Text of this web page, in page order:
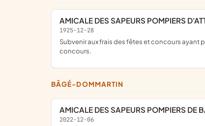
AMICALE DES SAPEURS POMPIERS
1925-12-28
subvenir aux frais des fêtes et concours ayant pour but le perfectionnement et l'instruction du corps; propager, vulgariser l'étude théorique et pratique du tir et organiser des
concours.
BÂGÉ-DOMMARTIN
AMICALE DES SAPEURS POMPIERS DE
2022-12-06